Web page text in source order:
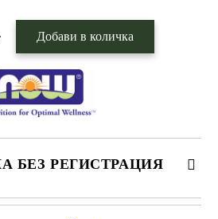
БЕЗ РЕГИСТРАЦИЯ
ПОПЪЛНЕТЕ 1 ПОЛЕ